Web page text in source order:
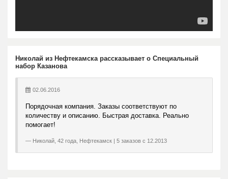
Николай из Нефтекамска рассказывает о Специальный
набор Казанова
02.06.2016
Порядочная компания. Заказы соответствуют по
количеству и описанию. Быстрая доставка. Реально
помогает!
Николай, 42 года, Нефтекамск | 5 заказов с 12.2013